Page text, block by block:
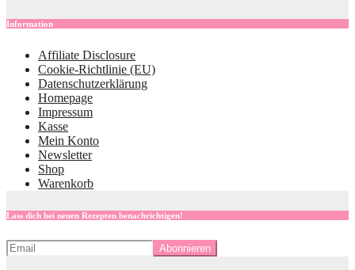
Information
Affiliate Disclosure
Cookie-Richtlinie (EU)
Datenschutzerklärung
Homepage
Impressum
Kasse
Mein Konto
Newsletter
Shop
Warenkorb
Lass dich bei neuen Rezepten benachrichtigen!